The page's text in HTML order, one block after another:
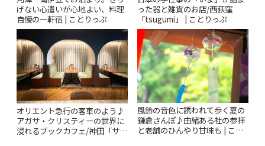
げない心遣いが心地よい、料理
自慢の一軒宿 | ことりっぷ
った器と雑貨のお店/西荻窪
「tsugumi」 | ことりっぷ
オリエント急行の客車のよう♪
アガサ・クリスティーの世界に
浸れるブックカフェ/神田「サロ
風鈴の音色に誘われて歩く夏の
鎌倉さんぽ♪由緒ある社の参拝
と老舗のひんやり甘味も | こと